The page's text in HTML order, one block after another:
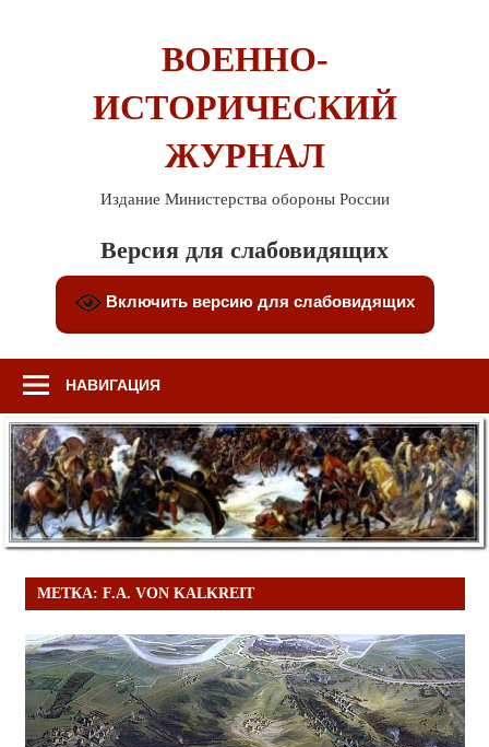
ВОЕННО-
ИСТОРИЧЕСКИЙ
ЖУРНАЛ
Издание Министерства обороны России
Версия для слабовидящих
Включить версию для слабовидящих
НАВИГАЦИЯ
МЕТКА: F.A. VON KALKREIT